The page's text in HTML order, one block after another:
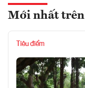
Mới nhất trên
Tiêu điểm